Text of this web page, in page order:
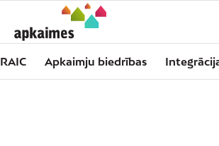
RAIC Apkaimju biedrības